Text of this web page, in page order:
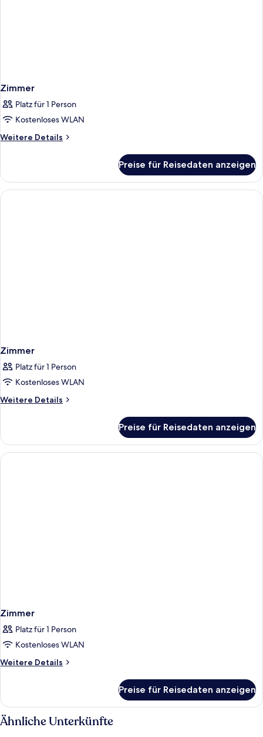
Zimmer
Platz für 1 Person
Kostenloses WLAN
Weitere Details
Weitere
Preise für Reisedaten anzeigen
Zimmer
Platz für 1 Person
Kostenloses WLAN
Weitere Details
Weitere
Preise für Reisedaten anzeigen
Zimmer
Platz für 1 Person
Kostenloses WLAN
Weitere Details
Weitere
Preise für Reisedaten anzeigen
Ähnliche Unterkünfte